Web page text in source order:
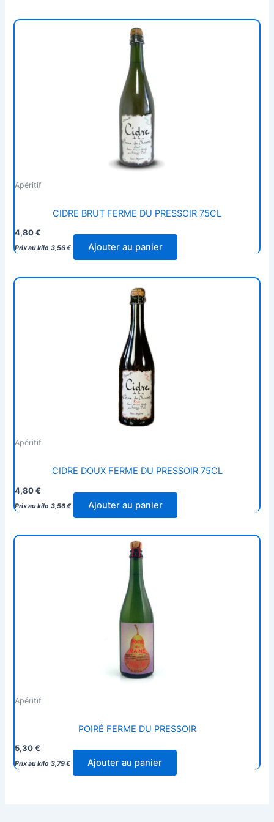
Apéritif
CIDRE BRUT FERME DU PRESSOIR 75CL
4,80€
Prix au kilo 3,56€ Ajouter au panier
Apéritif
CIDRE DOUX FERME DU PRESSOIR 75CL
4,80€
Prix au kilo 3,56€ Ajouter au panier
Apéritif
POIRÉ FERME DU PRESSOIR
5,30€
Prix au kilo 3,79€ Ajouter au panier